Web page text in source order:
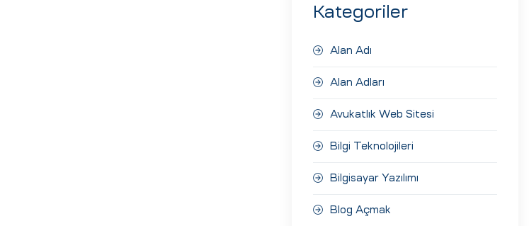
Kategoriler
Alan Adı
Alan Adları
Avukatlık Web Sitesi
Bilgi Teknolojileri
Bilgisayar Yazılımı
Blog Açmak